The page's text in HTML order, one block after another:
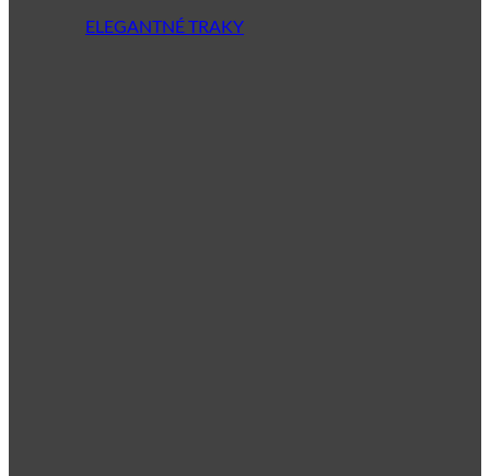
ELEGANTNÉ TRAKY